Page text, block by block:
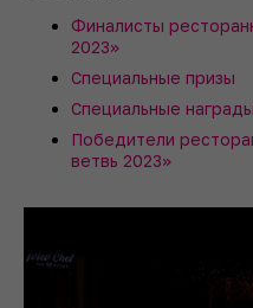
Финалисты
2023»
Специальные призы
Специальные
Победители
ветвь 2023»